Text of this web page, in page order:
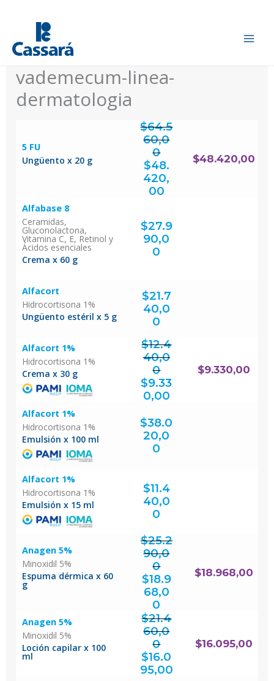
contenido
vademecum-linea-
dermatologia
5 FU
Ungüento x 20 g
$64.5
60,0
0
El
precio
original
era:
$64.560,00.
$48.
420,
00El
precio
actual
es:
$48.420,00.
$48.420,00
Alfabase 8
Ceramidas,
Gluconolactona,
Vitamina C, E, Retinol y
Ácidos esenciales
Crema x 60 g
$27.9
90,0
0
Alfacort
Hidrocortisona 1%
Ungüento estéril x 5 g
$21.7
40,0
0
Alfacort 1%
Hidrocortisona 1%
Crema x 30 g
$12.4
40,0
0
El
precio
original
era:
$12.440,00.
$9.33
0,00Elprecio
actual
es:
$9.330,00.
$9.330,00
Alfacort 1%
Hidrocortisona 1%
Emulsión x 100 ml
$38.0
20,0
0
Alfacort 1%
Hidrocortisona 1%
Emulsión x 15 ml
$11.4
40,0
0
Anagen 5%
Minoxidil 5%
Espuma dérmica x 60
g
$25.2
90,0
0
El
precio
original
era:
$25.290,00.
$18.9
68,0
0El
precio
$18.968,00
Anagen 5%
Minoxidil 5%
Loción capilar x 100
ml
$21.4
60,0
0
El
precio
original
era:
$21.460,00.
$16.0
95,00precio
actual
es:
$16.095,00.
$16.095,00